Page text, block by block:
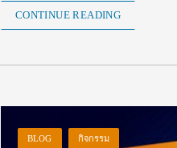
CONTINUE READING
BLOG กิจกรรม